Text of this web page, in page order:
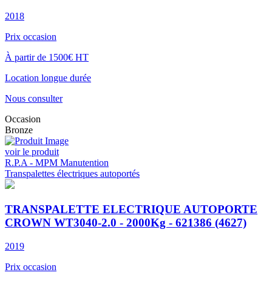
2018
Prix occasion
À partir de 1500€ HT
Location longue durée
Nous consulter
Occasion
Bronze
voir le produit
R.P.A - MPM Manutention
Transpalettes électriques autoportés
TRANSPALETTE ELECTRIQUE AUTOPORTE
CROWN WT3040-2.0 - 2000Kg - 621386 (4627)
2019
Prix occasion